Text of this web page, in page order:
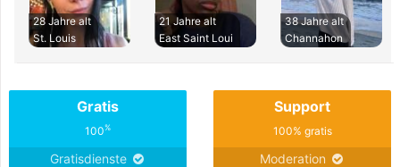
28 Jahre alt
St. Louis
21 Jahre alt
East Saint Loui
38 Jahre alt
Channahon
Gratis
100%
Gratisdienste
Support
100% gratis
Moderation